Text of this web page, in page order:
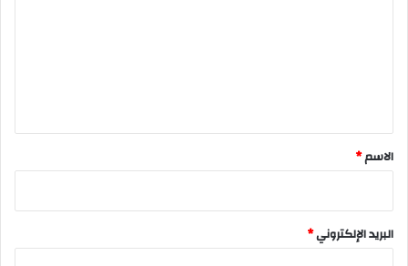
*
الاسم*
البريد الإلكتروني*